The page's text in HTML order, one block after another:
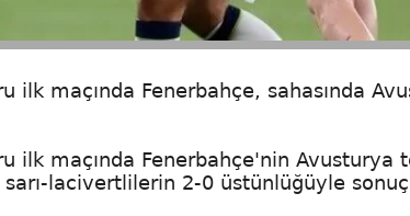
ilk maçında Fenerbahçe, sahasında
ilk maçında Fenerbahçe'nin Avusturya
lacivertlilerin 2-0 üstünlüğüyle